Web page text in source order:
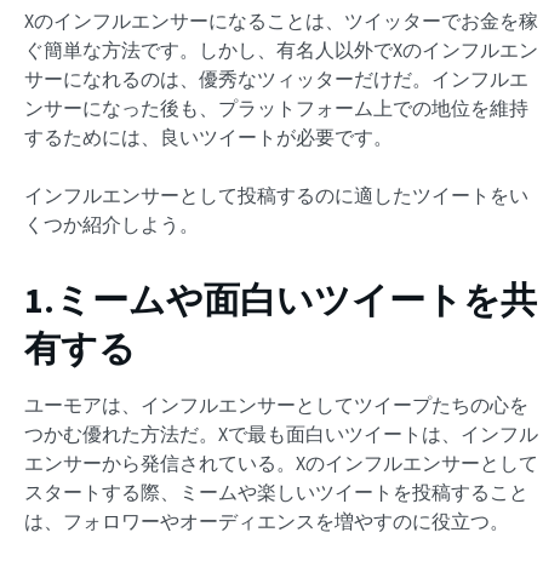
Xのインフルエンサーになることは、ツイッターでお金を稼
ぐ簡単な方法です。しかし、有名人以外でXのインフルエン
サーになれるのは、優秀なツィッターだけだ。インフルエ
ンサーになった後も、プラットフォーム上での地位を維持
するためには、良いツイートが必要です。
インフルエンサーとして投稿するのに適したツイートをい
くつか紹介しよう。
1.ミームや面白いツイートを共
有する
ユーモアは、インフルエンサーとしてツイープたちの心を
つかむ優れた方法だ。Xで最も面白いツイートは、インフル
エンサーから発信されている。Xのインフルエンサーとして
スタートする際、ミームや楽しいツイートを投稿すること
は、フォロワーやオーディエンスを増やすのに役立つ。